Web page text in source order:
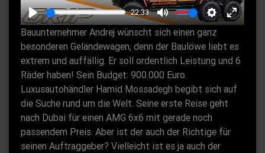
P
a
y
22:33
M
t
e
S
e
t
i
n
g
s
E
t
r
a
y
Bauunternehmer Andrej wünscht sich einen ganz
besonderen Geländewagen, denn der Baulöwe liebt es
extrem und auffällig. Er soll ordentlich Leistung und 6
Räder haben! Sein Budget: 900.000 Euro.
Luxusautohändler Hamid Mossadegh begibt sich auf
die Suche rund um die Welt. Seine erste Reise geht
nach Dubai für einen AMG 6x6 mit gerade noch
passendem Preis. Aber ist der auch der Richtige für
seinen Auftraggeber? Vielleicht ist es ja auch der